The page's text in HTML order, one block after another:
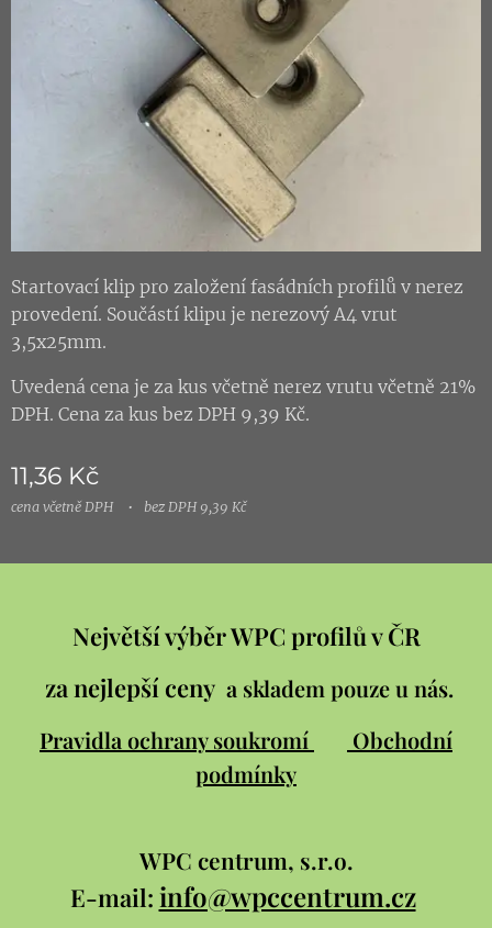
Startovací klip pro založení fasádních profilů v nerez
provedení. Součástí klipu je nerezový A4 vrut
3,5x25mm.
Uvedená cena je za kus včetně nerez vrutu včetně 21%
DPH. Cena za kus bez DPH 9,39 Kč.
11,36 Kč
cena včetně DPH bez DPH 9,39 Kč
Největší výběr WPC profilů v ČR
za nejlepší ceny a skladem pouze u nás.
Pravidla ochrany soukromí
Obchodní
podmínky
WPC centrum, s.r.o.
E-mail: info@wpccentrum.cz